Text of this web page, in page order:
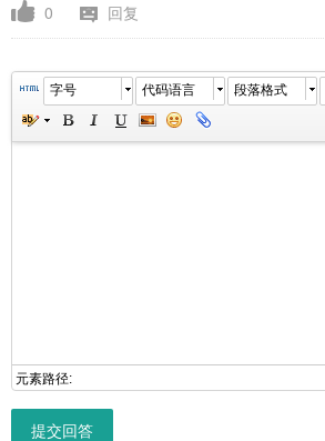
0 回复
字号 代码语言 段落格式
元素路径:
提交回答